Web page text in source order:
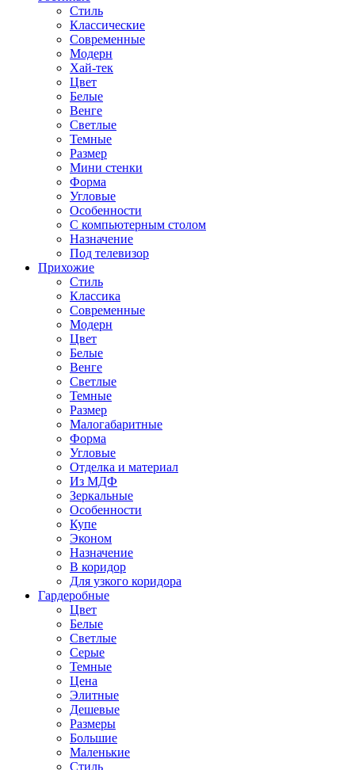
Стиль
Классические
Современные
Модерн
Хай-тек
Цвет
Белые
Венге
Светлые
Темные
Размер
Мини стенки
Форма
Угловые
Особенности
С компьютерным столом
Назначение
Под телевизор
Прихожие
Стиль
Классика
Современные
Модерн
Цвет
Белые
Венге
Светлые
Темные
Размер
Малогабаритные
Форма
Угловые
Отделка и материал
Из МДФ
Зеркальные
Особенности
Купе
Эконом
Назначение
В коридор
Для узкого коридора
Гардеробные
Цвет
Белые
Светлые
Серые
Темные
Цена
Элитные
Дешевые
Размеры
Большие
Маленькие
Стиль